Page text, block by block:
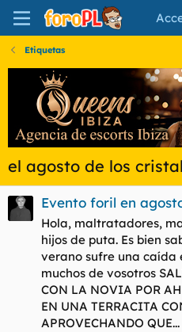
Etiquetas
el agosto de los
Evento foril en
Hola, maltratadores,
hijos de puta. Es bien
verano sufre una caída
muchos de vosotros
CON LA NOVIA POR
EN UNA TERRACITA
APROVECHANDO QUE...